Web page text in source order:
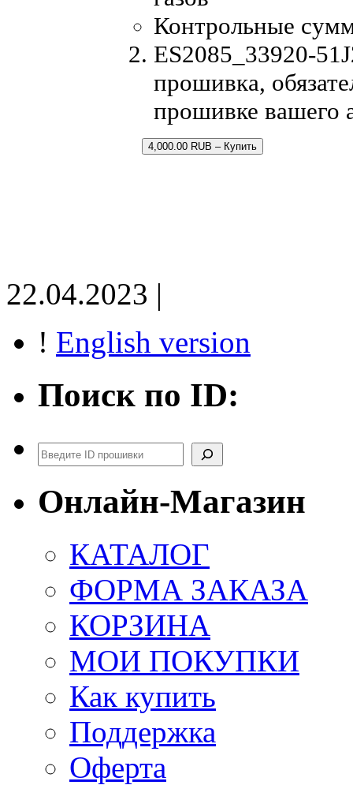
Контрольные
ES2085_33920-
прошивка,
прошивке вашего
4,000.00 RUB – Купить
22.04.2023 |
! English version
Поиск по ID:
Поиск
Онлайн-Магазин
КАТАЛОГ
ФОРМА ЗАКАЗА
КОРЗИНА
МОИ ПОКУПКИ
Как купить
Поддержка
Оферта